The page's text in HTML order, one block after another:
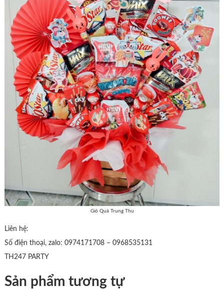
Giỏ Quà Trung Thu
Liên hệ:
Số điện thoại, zalo: 0974171708 – 0968535131
TH247 PARTY
Sản phẩm tương tự